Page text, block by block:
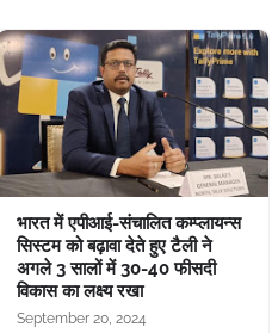
भारत में एपीआई-संचालित कम्प्लायन्स
सिस्टम को बढ़ावा देते हुए टैली ने
अगले 3 सालों में 30-40 फीसदी
विकास का लक्ष्य रखा
September 20, 2024